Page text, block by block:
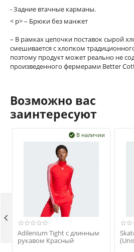
- Задние втачные карманы.
< p> – Брюки без манжет
– В рамках цепочки поставок сырой
смешивается с хлопком
поэтому продукт может реально не
произведенного фермерами Better
Возможно вас
заинтересуют
В наличии

Adilenium Tight с длинным
рукавом Красный
